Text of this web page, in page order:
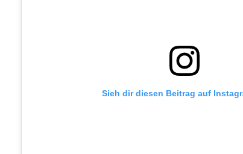
Sieh dir diesen Beitrag auf